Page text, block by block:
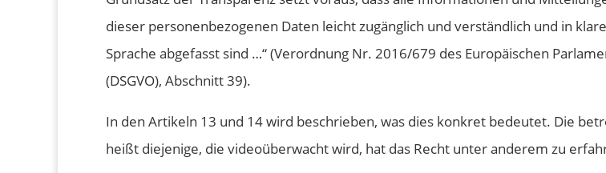
dieser personenbezogenen Daten leicht zugänglich und verständlich und in
Sprache abgefasst sind …“ (Verordnung Nr. 2016/679 des Europäischen
(DSGVO), Abschnitt 39).
In den Artikeln 13 und 14 wird beschrieben, was dies konkret bedeutet. Die
heißt diejenige, die videoüberwacht wird, hat das Recht unter anderem zu